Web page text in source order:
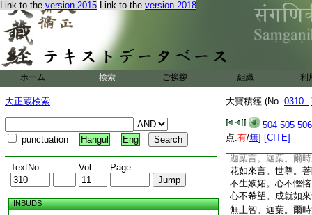
Link to the version 2015 Link to the version 2018
ホーム 検索 ご挨拶 組織 利
大正蔵検索
punctuation Hangul Eng
TextNo. Vol. Page
INBUDS
大寶積經 (No. 0310_
504 505 506
点:有/無] [CITE]
數譬喩所不能及。
之中。八萬四千比
隨喜彼人功徳。成
樂遠離。趣阿蘭若
爾時妙花如來。讃
男子。汝等以此隨
恒河沙等轉輪聖王
藐三菩提
爾時摩訶迦葉及諸
世尊。我等隨喜彼
空。遠離寂滅自性
迦葉言。迦葉。爾
花如來言。世尊。
不生嫉妬。心不慳
心不希望。成就如
無上智。迦葉。爾